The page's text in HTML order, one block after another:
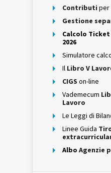
Contributi per
Gestione
Calcolo
2026
Simulatore
Il Libro V
CIGS on-line
Vademecum
Lavoro
Le Leggi di
Linee Guida
Albo Agenzie